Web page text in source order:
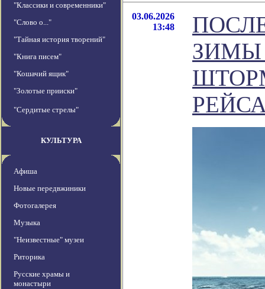
"Классики и современники"
"Слово о..."
"Тайная история творений"
"Книга писем"
"Кошачий ящик"
"Золотые прииски"
"Сердитые стрелы"
КУЛЬТУРА
Афиша
Новые передвжиники
Фотогалерея
Музыка
"Неизвестные" музеи
Риторика
Русские храмы и
монастыри
03.06.2026
13:48
ЗИМЫ